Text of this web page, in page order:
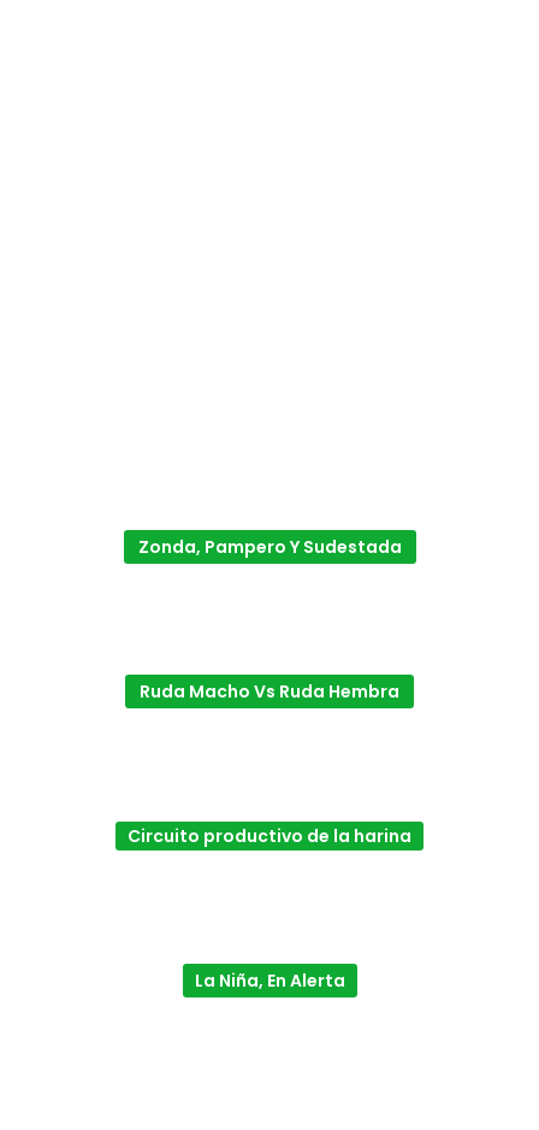
Zonda, Pampero Y Sudestada
Ruda Macho Vs Ruda Hembra
Circuito productivo de la harina
La Niña, En Alerta